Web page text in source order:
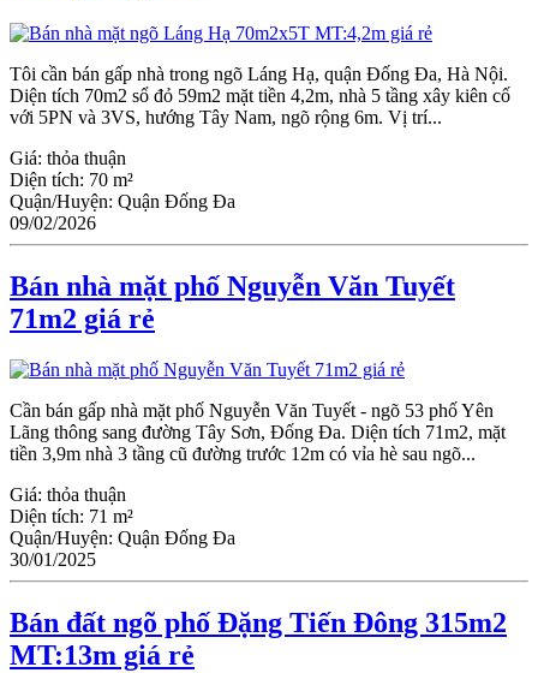
Tôi cần bán gấp nhà trong ngõ Láng Hạ, quận Đống Đa, Hà Nội.
Diện tích 70m2 sổ đỏ 59m2 mặt tiền 4,2m, nhà 5 tầng xây kiên cố
với 5PN và 3VS, hướng Tây Nam, ngõ rộng 6m. Vị trí...
Giá: thỏa thuận
Diện tích: 70 m²
Quận/Huyện: Quận Đống Đa
09/02/2026
Bán nhà mặt phố Nguyễn Văn Tuyết
71m2 giá rẻ
Cần bán gấp nhà mặt phố Nguyễn Văn Tuyết - ngõ 53 phố Yên
Lãng thông sang đường Tây Sơn, Đống Đa. Diện tích 71m2, mặt
tiền 3,9m nhà 3 tầng cũ đường trước 12m có vỉa hè sau ngõ...
Giá: thỏa thuận
Diện tích: 71 m²
Quận/Huyện: Quận Đống Đa
30/01/2025
Bán đất ngõ phố Đặng Tiến Đông 315m2
MT:13m giá rẻ